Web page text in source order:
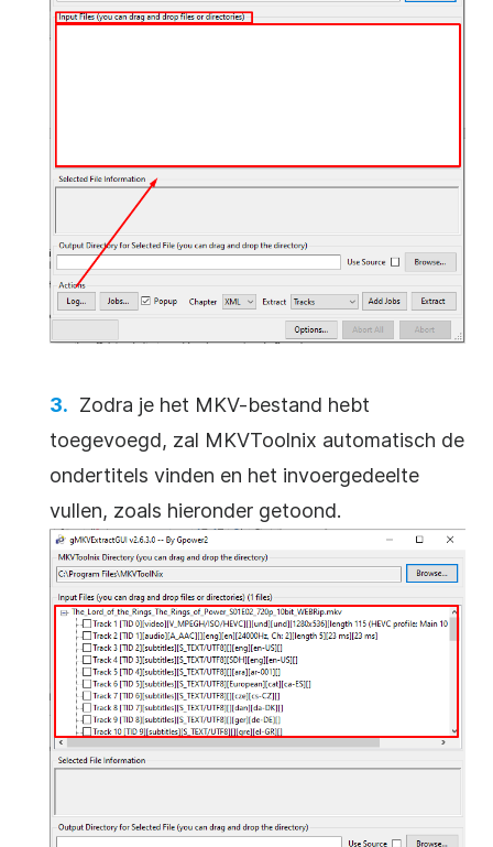
Zodra je het MKV-bestand hebt
toegevoegd, zal MKVToolnix automatisch de
ondertitels vinden en het invoergedeelte
vullen, zoals hieronder getoond.